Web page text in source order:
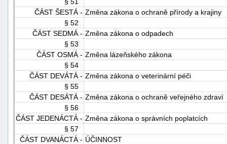
ČÁST ŠESTÁ - Změna zákona o ochraně přírody a krajiny
§ 52
ČÁST SEDMÁ - Změna zákona o odpadech
§ 53
ČÁST OSMÁ - Změna lázeňského zákona
§ 54
ČÁST DEVÁTÁ - Změna zákona o veterinární péči
§ 55
ČÁST DESÁTÁ - Změna zákona o ochraně veřejného zdraví
§ 56
ČÁST JEDENÁCTÁ - Změna zákona o správních poplatcích
§ 57
ČÁST DVANÁCTÁ - ÚČINNOST